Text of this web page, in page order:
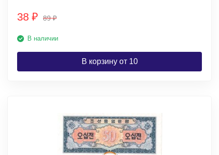
38 ₽ 89₽
В наличии
В корзину от 10